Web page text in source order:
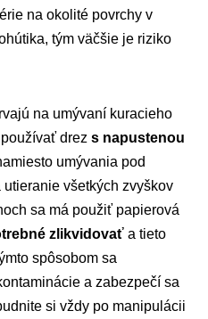
na okolité povrchy v
tým väčšie je riziko
na umývaní kuracieho
drez s napustenou
umývania pod
všetkých zvyškov
sa má použiť papierová
zlikvidovať a tieto
spôsobom sa
a zabezpečí sa
si vždy po manipulácii